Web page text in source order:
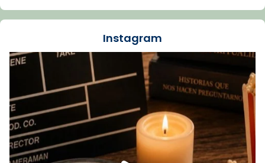
dos mesos, a l'Estadi Lluís Companys, la
Recupera l'entrevista comp
Vatican
tican News 👇
www.vaticannews.va/es/iglesia/news/2026-
07/carmina-historia-depresion-papa-viaje-
espana-testimoni...
Foto
Instagram